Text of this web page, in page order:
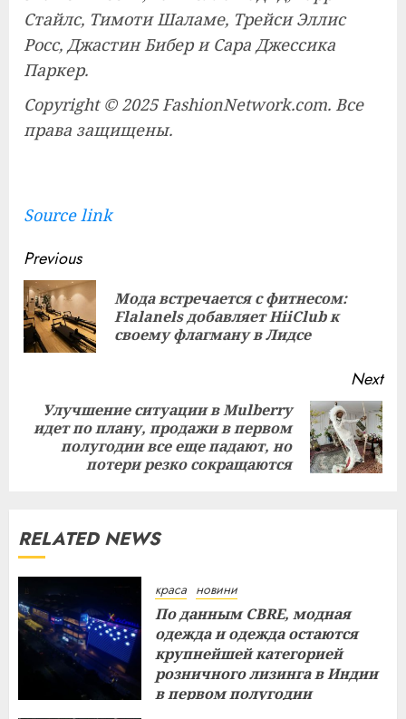
Стайлс, Тимоти Шаламе, Трейси Эллис
Росс, Джастин Бибер и Сара Джессика
Паркер.
Copyright © 2025 FashionNetwork.com. Все
права защищены.
Source link
Continue
Reading
Previous
Мода встречается с фитнесом:
Flalanels добавляет HiiClub к
своему флагману в Лидсе
Next
Next
Улучшение ситуации в Mulberry
идет по плану, продажи в первом
полугодии все еще падают, но
потери резко сокращаются
RELATED NEWS
краса новини
По данным CBRE, модная
одежда и одежда остаются
крупнейшей категорией
розничного лизинга в Индии
в первом полугодии